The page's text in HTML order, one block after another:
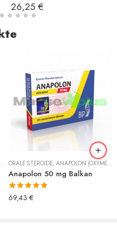
Bewertet mit
5.00von 5
26,25 €
ORALE STEROIDE, ANAPOLON (OXYMETHOLON)
Anapolon 50 mg Balkan
Bewertet mit
5.00von 5
69,43 €